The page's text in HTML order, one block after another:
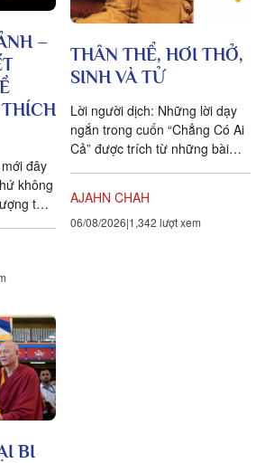
–
đây
không
tử,
tại
nhịt các
trọng
còn là
hệ giữa
THÂN THỂ, HƠI THỞ,
SINH VÀ TỬ
Lời người dịch: Những lời dạy
ngắn trong cuốn “Chẳng Có Ai
Cả” được trích từ những bài
AJAHN CHAH
06/08/2026 1,342 lượt xem
BI